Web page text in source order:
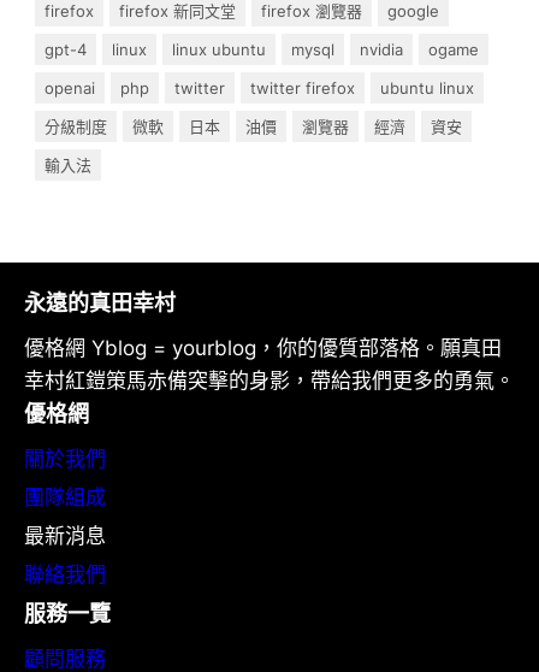
firefox
firefox 新同文堂 firefox 瀏覽器
google
gpt-4
linux linux ubuntu mysql nvidia
ogame
openai
php twitter twitter firefox
ubuntu linux
分級制度
微軟 日本 油價 瀏覽器 經濟
資安
輸入法
永遠的真田幸村
優格網 Yblog = yourblog，你的優質部落格。願真田
幸村紅鎧策馬赤備突擊的身影，帶給我們更多的勇氣。
優格網
關於我們
團隊組成
最新消息
聯絡我們
服務一覽
顧問服務